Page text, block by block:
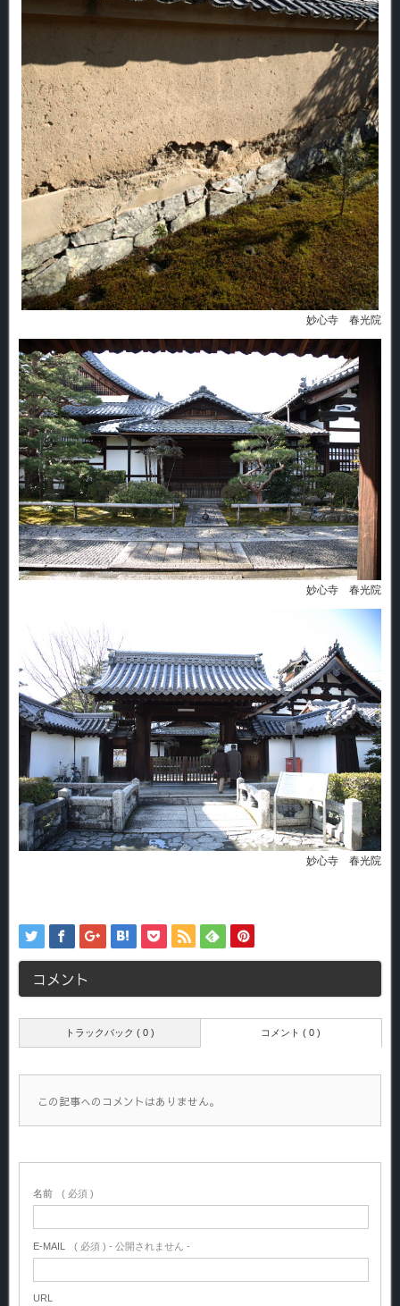
妙心寺 春光院
妙心寺 春光院
妙心寺 春光院
コメント
トラックバック ( 0 ) コメント ( 0 )
この記事へのコメントはありません。
名前 ( 必須 )
E-MAIL ( 必須 ) - 公開されません -
URL